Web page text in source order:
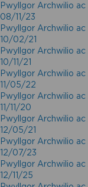
Pwyllgor Archwilio
08/11/23
Pwyllgor Archwilio
10/02/21
Pwyllgor Archwilio
10/11/21
Pwyllgor Archwilio
11/05/22
Pwyllgor Archwilio
11/11/20
Pwyllgor Archwilio
12/05/21
Pwyllgor Archwilio
12/07/23
Pwyllgor Archwilio
12/11/25